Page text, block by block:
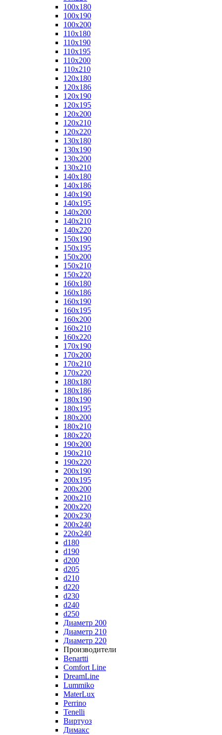
100x180
100x190
100x200
110x180
110x190
110x195
110x200
110x210
120x180
120x186
120x190
120x195
120x200
120x210
120x220
130x180
130x190
130x200
130x210
140x180
140x186
140x190
140x195
140x200
140x210
140x220
150x190
150x195
150x200
150x210
150x220
160x180
160x186
160x190
160x195
160x200
160x210
160x220
170x190
170x200
170x210
170x220
180x180
180x186
180x190
180x195
180x200
180x210
180x220
190x200
190x210
190x220
200x190
200x195
200x200
200x210
200x220
200x230
200x240
220x240
d180
d190
d200
d205
d210
d220
d230
d240
d250
Диаметр 200
Диаметр 210
Диаметр 220
Производители
Benartti
Comfort Line
DreamLine
Lummiko
MaterLux
Perrino
Tenelli
Виртуоз
Димакс